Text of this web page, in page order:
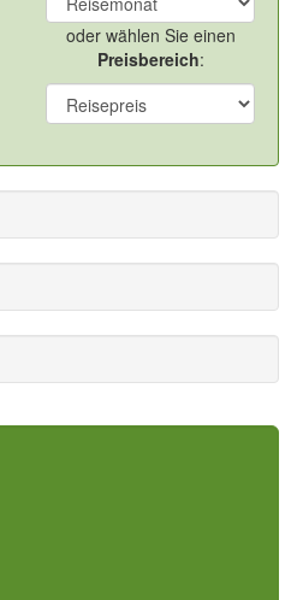
oder wählen Sie einen
Preisbereich: